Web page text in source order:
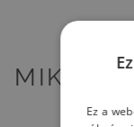
MIK A
Ez a